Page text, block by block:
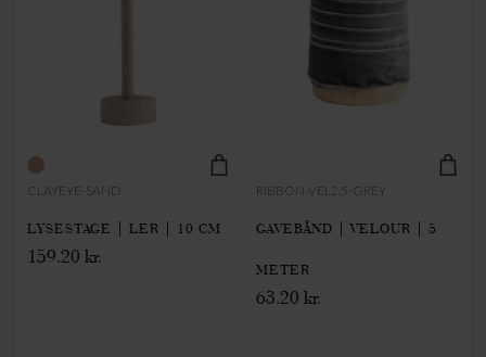
CLAYEYE-SAND
LYSESTAGE | LER | 10 CM
159.20 kr.
RIBBON-VEL2,5-GREY
GAVEBÅND | VELOUR | 5
METER
63.20 kr.